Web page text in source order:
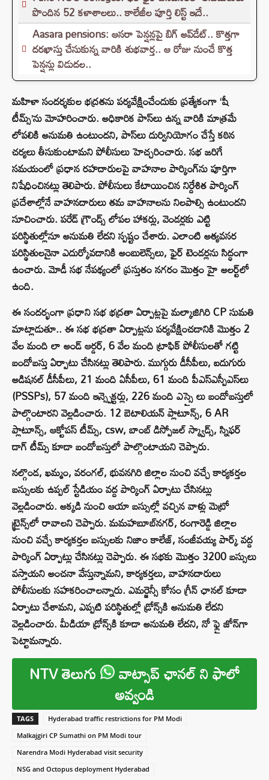
పొందిన 52 కళాశాలలు.. కాలేజీల పూర్తి లిస్ట్ ఇదే..
Aasara pensions: ఆసరా పెన్షన్లపై బిగ్ అప్‌డేట్.. కొత్తగా
దరఖాస్తు చేసుకున్న వారికి శుభవార్త.. ఆ రోజు నుంచే కొత్త
పెన్షన్లు విడుదల..
మహిళా సందర్శకుల భద్రతను పర్యవేక్షించేందుకు ప్రత్యేకంగా ‘షీ
టీమ్స్’ను మోహరించారు. అధికారిక పాస్‌లు ఉన్న వారికి మాత్రమే
లోపలికి అనుమతి ఉంటుందని, పాస్‌లు దుర్వినియోగం చేస్తే కఠిన
చర్యలు తీసుకుంటామని పోలీసులు హెచ్చరించారు. సభ జరిగే
సమయంలో ప్రధాన రహదారులపై వాహనాల పార్కింగ్‌ను పూర్తిగా
నిషేధించినట్లు తెలిపారు. పోలీసులు కేటాయించిన నిర్దేశిత పార్కింగ్
ప్రదేశాల్లోనే వాహనదారులు తమ వాహనాలను నిలపాల్సి ఉంటుందని
సూచించారు. పరేడ్ గ్రౌండ్స్ లోపల హాకర్లు, వెండర్లకు ఎట్టి
పరిస్థితుల్లోనూ అనుమతి లేదని స్పష్టం చేశారు. ఎలాంటి అత్యవసర
పరిస్థితులనైనా ఎదుర్కోవడానికి అంబులెన్స్‌లు, ఫైర్ టెండర్లను సిద్ధంగా
ఉంచారు. మోడీ సభ నేపథ్యంలో ప్రస్తుతం నగరం మొత్తం హై అలర్ట్‌లో
ఉంది.
ఈ సందర్భంగా ప్రధాని సభ భద్రతా ఏర్పాట్లపై మల్కాజిగిరి CP సుమతి
మాట్లాడుతూ.. ఈ సభ భద్రతా ఏర్పాట్లను పర్యవేక్షించడానికి మొత్తం 2
వేల మంది లా అండ్ ఆర్డర్, 6 వేల మంది ట్రాఫిక్ పోలీసులతో గట్టి
బందోబస్తు ఏర్పాటు చేసినట్లు తెలిపారు. ముగ్గురు డీసీపీలు, ఐదుగురు
అడిషనల్ డీసీపీలు, 21 మంది ఏసీపీలు, 61 మంది పీఎస్‌ఎస్పీఎస్‌లు
(PSSPs), 57 మంది ఇన్స్పెక్టర్లు, 226 మంది ఎస్సై లు బందోబస్తు‌లో
పాల్గొంటారని వెల్లడించారు. 12 బెటాలియన్ ప్లాటూన్స్, 6 AR
ప్లాటూన్స్, ఆక్టోపస్ టీమ్స్, csw, బాంబ్ డిస్పోజల్ స్క్వాడ్స్, స్నిఫర్
డాగ్ టీమ్స్ కూడా బందోబస్తులో పాల్గొంటాయని చెప్పారు.
నల్గొండ, ఖమ్మం, వరంగల్, భువనగిరి జిల్లాల నుంచి వచ్చే కార్యకర్తల
బస్సులకు ఉప్పల్ స్టేడియం వద్ద పార్కింగ్ ఏర్పాటు చేసినట్లు
వెల్లడించారు. అక్కడి నుంచి ఆయా బస్సుల్లో వచ్చిన వాళ్లు మెట్రో
ట్రైన్స్‌లో రావాలని చెప్పారు. మమహబూబ్‌నగర్, రంగారెడ్డి జిల్లాల
నుంచి వచ్చే కార్యకర్తల బస్సులకు నిజాం కాలేజ్, సంజీవయ్య పార్క్ వద్ద
పార్కింగ్ ఏర్పాట్లు చేసినట్లు చెప్పారు. ఈ సభకు మొత్తం 3200 బస్సులు
వస్తాయని అంచనా వేస్తున్నామని, కార్యకర్తలు, వాహనదారులు
పోలీసులకు సహకరించాలన్నారు. ఎమర్జెన్సీ కోసం గ్రీన్ ఛానల్ కూడా
ఏర్పాటు చేశామని, ఎప్పటి పరిస్థితుల్లో డ్రోన్స్‌కి అనుమతి లేదని
వెల్లడించారు. మీడియా డ్రోన్స్‌కి కూడా అనుమతి లేదని, నో ఫ్లై జోన్‌గా
పెట్టామన్నారు.
NTV తెలుగు వాట్సాప్ ఛానల్ ని ఫాలో
అవ్వండి
TAGS
Hyderabad traffic restrictions for PM Modi
Malkajgiri CP Sumathi on PM Modi tour
Narendra Modi Hyderabad visit security
NSG and Octopus deployment Hyderabad